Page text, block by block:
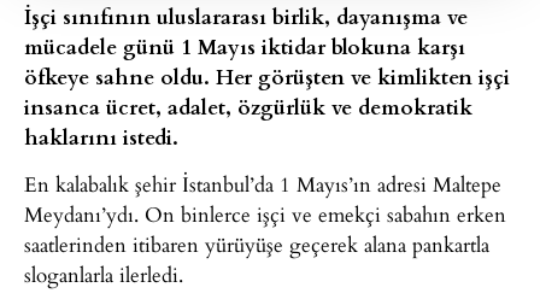
İşçi sınıfının uluslararası birlik, dayanışma ve
mücadele günü 1 Mayıs iktidar blokuna karşı
öfkeye sahne oldu. Her görüşten ve kimlikten işçi
insanca ücret, adalet, özgürlük ve demokratik
haklarını istedi.
En kalabalık şehir İstanbul’da 1 Mayıs’ın adresi Maltepe
Meydanı’ydı. On binlerce işçi ve emekçi sabahın erken
saatlerinden itibaren yürüyüşe geçerek alana pankartla
sloganlarla ilerledi.